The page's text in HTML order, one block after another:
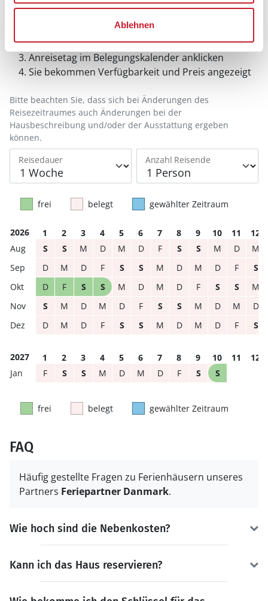
Ablehnen
Reisedauer auswählen
Anzahl Reisende auswählen
Anreisetag im Belegungskalender anklicken
Sie bekommen Verfügbarkeit und Preis angezeigt
Reisedauer Anzahl Reisende
Bitte beachten Sie, dass sich bei Änderungen des
Reisezeitraumes auch Änderungen bei der
Hausbeschreibung und/oder der Ausstattung ergeben
können.
frei belegt gewählter Zeitraum
2026 1 2 3 4 5 6 7 8 9 10 11
12
S
S M D M D F S S M D
M
D
M D F S S M D M D F
S
D
F S S M D M D F S S
M
S
M D M D F S S M D M
D
D
M D F S S M D M D F S
2027 1 2 3 4 5 6 7 8 9 10 11
12
F
S S M D M D F S S
frei belegt gewählter Zeitraum
FAQ
Häufig gestellte Fragen zu Ferienhäusern unseres
Partners Feriepartner Danmark.
Wie hoch sind die Nebenkosten?
Kann ich das Haus reservieren?